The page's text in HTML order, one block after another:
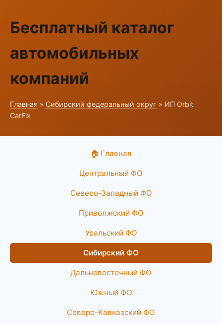
Бесплатный каталог
автомобильных
компаний
Главная » Сибирский федеральный округ » ИП Orbit
CarFix
🏠 Главная
Центральный ФО
Северо-Западный ФО
Приволжский ФО
Уральский ФО
Сибирский ФО
Дальневосточный ФО
Южный ФО
Северо-Кавказский ФО